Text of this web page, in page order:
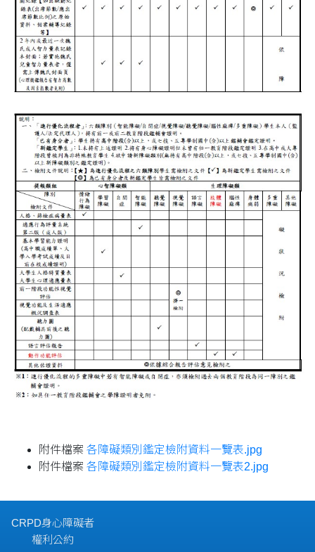
附件檔案 各障礙類別鑑定檢附資料一覽表.jpg
附件檔案 各障礙類別鑑定檢附資料一覽表2.jpg
CRPD身心障礙者
權利公約